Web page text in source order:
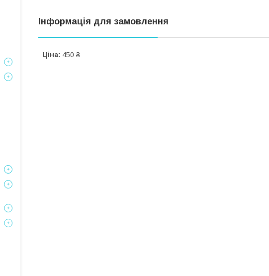
Інформація для замовлення
Ціна: 450 ₴